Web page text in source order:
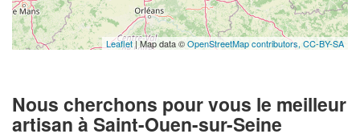
Leaflet| Map data ©OpenStreetMap contributors, CC-BY-SA
Nous cherchons pour vous le meilleur
artisan à Saint-Ouen-sur-Seine